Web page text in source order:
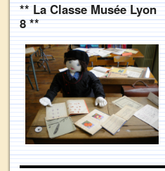
** La Classe Musée Lyon
8 **